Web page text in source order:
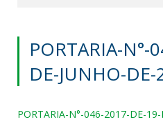
PORTARIA-N°-
DE-JUNHO-DE-
PORTARIA-N°-046-2017-DE-